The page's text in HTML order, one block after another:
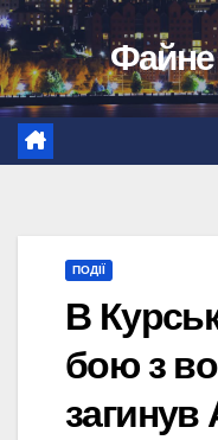
Перейти
до
вмісту
Файне
ПОДІЇ
В
бою з
загинув